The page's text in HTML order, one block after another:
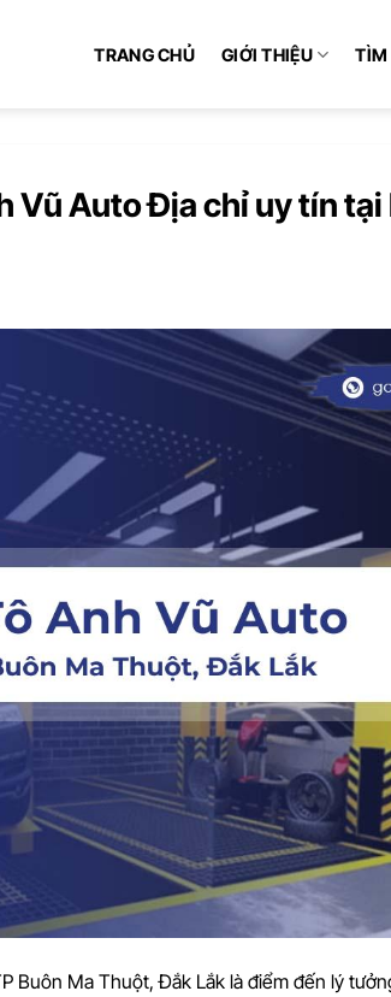
TRANG CHỦ GIỚI THIỆU TÌM
Vũ Auto Địa chỉ uy tín tại
Buôn Ma Thuột, Đắk Lắk là điểm đến lý